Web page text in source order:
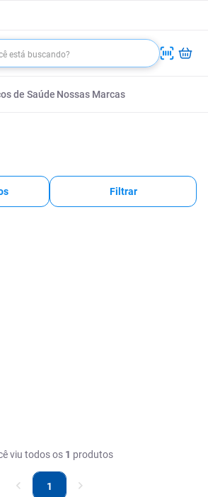
de Saúde Nossas Marcas
Filtrar
viu todos os 1 produtos
1